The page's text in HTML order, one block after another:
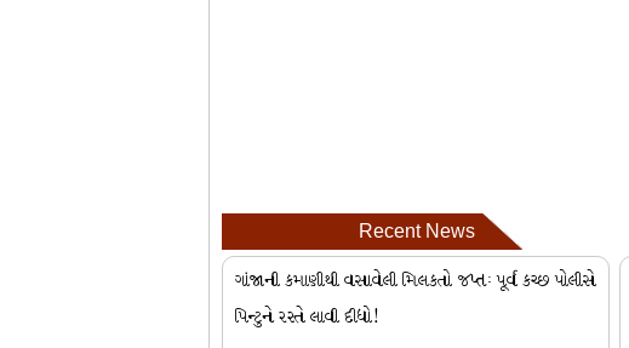
Recent News
ગાંજાની કમાણીથી વસાવેલી મિલકતો જપ્તઃ પૂર્વ કચ્છ પોલીસે
પિન્ટુને રસ્તે લાવી દીધો!